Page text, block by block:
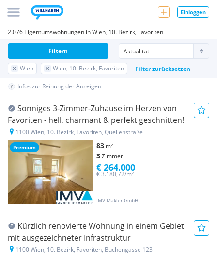
Einloggen
2.076 Eigentumswohnungen in Wien, 10. Bezirk, Favoriten
Wien Wien, 10. Bezirk, Favoriten Filter zurücksetzen
Filtern
Infos zur Reihung der Anzeigen
Premium
Sonniges 3-Zimmer-Zuhause im Herzen von
Favoriten - hell, charmant & perfekt geschnitten!
1100 Wien, 10. Bezirk, Favoriten, Quellenstraße
83 m²
3Zimmer
IMV Makler GmbH
€ 3.180,72/m²
€ 264.000
Kürzlich renovierte Wohnung in einem Gebiet
mit ausgezeichneter Infrastruktur
1100 Wien, 10. Bezirk, Favoriten, Buchengasse 123